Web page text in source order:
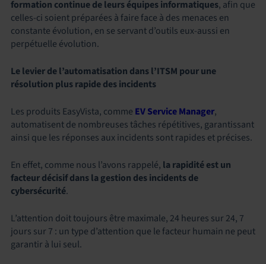
formation continue de leurs équipes informatiques, afin que
celles-ci soient préparées à faire face à des menaces en
constante évolution, en se servant d’outils eux-aussi en
perpétuelle évolution.
Le levier de l’automatisation dans l’ITSM pour une
résolution plus rapide des incidents
Les produits EasyVista, comme EV Service Manager,
automatisent de nombreuses tâches répétitives, garantissant
ainsi que les réponses aux incidents sont rapides et précises.
En effet, comme nous l’avons rappelé, la rapidité est un
facteur décisif dans la gestion des incidents de
cybersécurité.
L’attention doit toujours être maximale, 24 heures sur 24, 7
jours sur 7 : un type d’attention que le facteur humain ne peut
garantir à lui seul.